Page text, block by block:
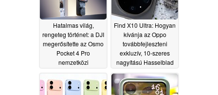
Hatalmas világ,
rengeteg történet: a DJI
megerősítette az Osmo
Pocket 4 Pro
nemzetközi
06/24/2026
Find X10 Ultra: Hogyan
kívánja az Oppo
továbbfejleszteni
exkluzív, 10-szeres
nagyítású Hasselblad
06/24/2026